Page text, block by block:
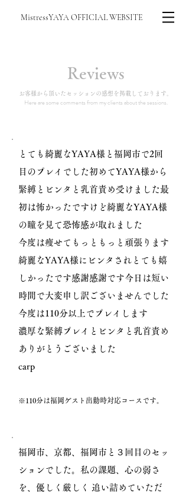
MistressYAYA OFFICIAL WEBSITE
Reviews
​お客様から頂いたセッションの感想を掲載しております。
Here are some comments from my clients about the sessions.
とても綺麗なYAYA様と福岡市で2回
目のプレイでした初めてYAYA様から
緊縛とビンタと乳首責め受けました最
初は怖かったですけど綺麗なYAYA様
の瞳を見て恐怖感が取れました
今度は痩せてもっともっと頑張ります
綺麗なYAYA様にビンタされとても嬉
しかったです感謝感謝です今日は短い
時間で大変申し訳ございませんでした
今度は110分以上でプレイします
濃厚な緊縛プレイとビンタと乳首責め
ありがとうございました
carp
※110分は福岡ゲスト出勤時対応コースです。
福岡市、京都、福岡市と３回目のセッ
ションでした。私の課題、心の弱さ
を、優しく厳しく 追い詰めていただ